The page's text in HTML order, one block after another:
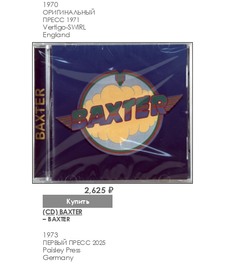
1970
ОРИГИНАЛЬНЫЙ
ПРЕСС 1971
Vertigo-SWIRL
England
(CD) BAXTER
– BAXTER
1973
ПЕРВЫЙ ПРЕСС 2025
Paisley Press
Germany
2,625 ₽
Купить